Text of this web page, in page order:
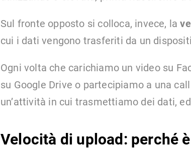
Sul fronte opposto si colloca, invece, la
cui i dati vengono trasferiti da un
Ogni volta che carichiamo un video su
su Google Drive o partecipiamo a una
un’attività in cui trasmettiamo dei dati,
Velocità di upload: perché